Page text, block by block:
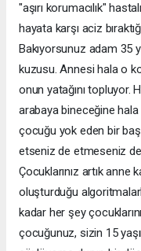
"aşırı korumacılık"
hayata karşı aciz
Bakıyorsunuz adam 35
kuzusu. Annesi hala o
onun yatağını topluyor.
arabaya bineceğine hala
çocuğu yok eden bir
etseniz de etmeseniz
Çocuklarınız artık anne
oluşturduğu
kadar her şey
çocuğunuz, sizin 15